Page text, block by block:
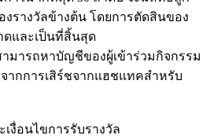
รางวัลข้างต้น โดยการตัดสินของ
ดและเป็นที่สิ้นสุด
ารถหาบัญชีของผู้เข้าร่วมกิจกรรม
ากการเสิร์ชจากแฮชแทคสำหรับ
งื่อนไขการรับรางวัล